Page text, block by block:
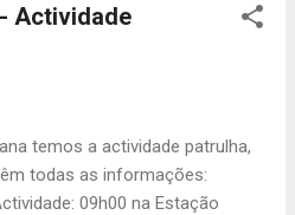
Actividade
temos a actividade patrulha,
todas as informações:
09h00 na Estação